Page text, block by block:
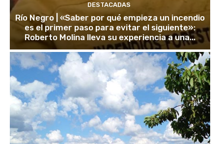
DESTACADAS
Río Negro | «Saber por qué empieza un incendio
es el primer paso para evitar el siguiente»:
Roberto Molina lleva su experiencia a una...